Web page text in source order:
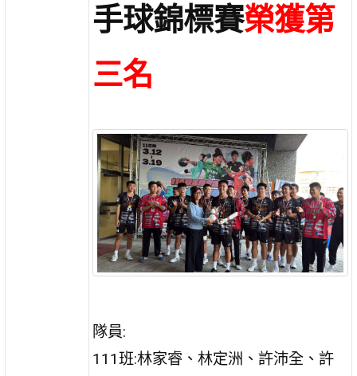
手球錦標賽榮獲第
三名
隊員:
111班:林家睿、林定洲、許沛全、許